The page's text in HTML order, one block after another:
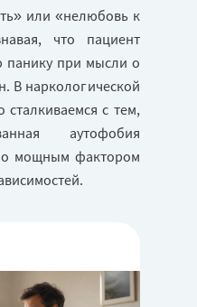
или «нелюбовь к
что пациент
панику при мысли о
В наркологической
сталкиваемся с тем,
аутофобия
мощным фактором